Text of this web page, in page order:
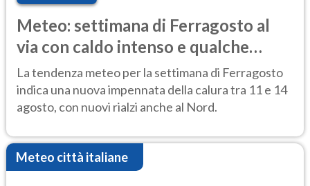
Meteo: settimana di Ferragosto al
via con caldo intenso e qualche
temporale
La tendenza meteo per la settimana di Ferragosto
indica una nuova impennata della calura tra 11 e 14
agosto, con nuovi rialzi anche al Nord.
Meteo città italiane